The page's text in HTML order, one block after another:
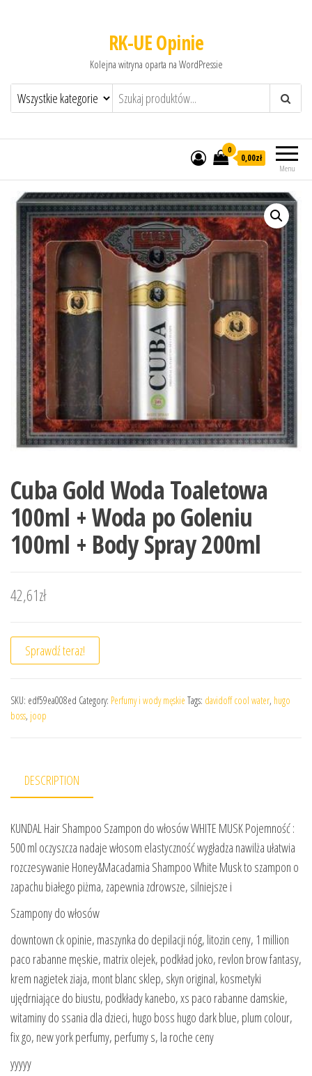
RK-UE Opinie
Kolejna witryna oparta na WordPressie
Menu
0
0,00zł
Cuba Gold Woda Toaletowa
100ml + Woda po Goleniu
100ml + Body Spray 200ml
42,61zł
Sprawdź teraz!
SKU: edf59ea008ed Category: Perfumy i wody męskie Tags: davidoff cool water, hugo
boss, joop
DESCRIPTION
KUNDAL Hair Shampoo Szampon do włosów WHITE MUSK Pojemność :
500 ml oczyszcza nadaje włosom elastyczność wygładza nawilża ułatwia
rozczesywanie Honey&Macadamia Shampoo White Musk to szampon o
zapachu białego piżma, zapewnia zdrowsze, silniejsze i
Szampony do włosów
downtown ck opinie, maszynka do depilacji nóg, litozin ceny, 1 million
paco rabanne męskie, matrix olejek, podkład joko, revlon brow fantasy,
krem nagietek ziaja, mont blanc sklep, skyn original, kosmetyki
ujędrniające do biustu, podkłady kanebo, xs paco rabanne damskie,
witaminy do ssania dla dzieci, hugo boss hugo dark blue, plum colour,
fix go, new york perfumy, perfumy s, la roche ceny
yyyyy